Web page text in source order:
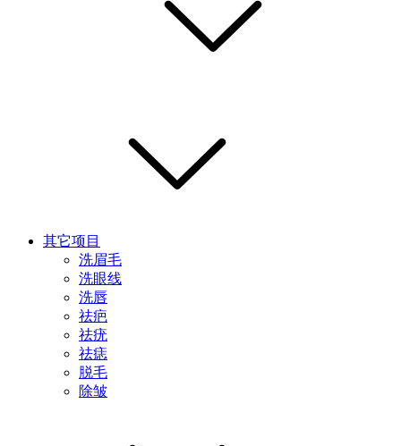
其它项目
洗眉毛
洗眼线
洗唇
祛疤
祛疣
祛痣
脱毛
除皱